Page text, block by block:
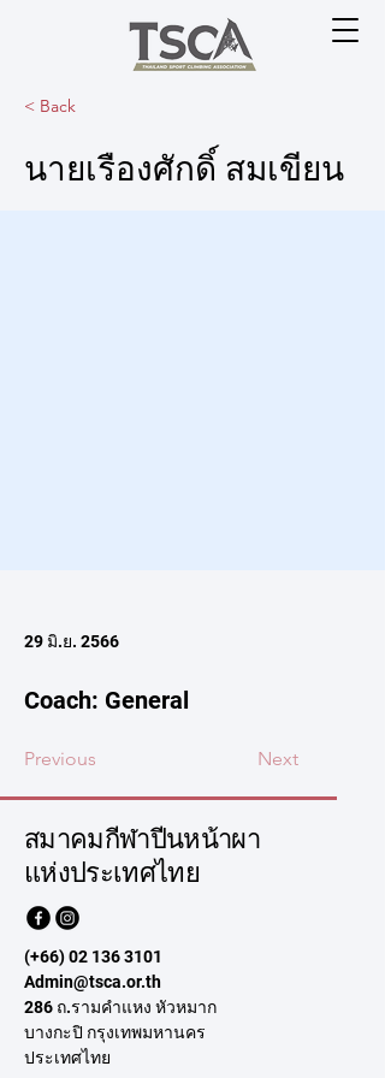
< Back
นายเรืองศักดิ์ สมเขียน
29 มิ.ย. 2566
Coach: General
Previous Next
สมาคมกีฬาปีนหน้าผา
แห่งประเทศไทย
(+66)02 136 3101
Admin@tsca.or.th
286 ถ.รามคำแหง หัวหมาก
บางกะปิ กรุงเทพมหานคร
ประเทศไทย